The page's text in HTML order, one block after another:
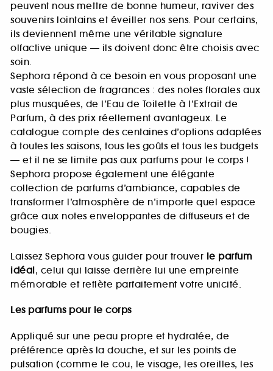
peuvent nous mettre de bonne humeur, raviver des
souvenirs lointains et éveiller nos sens. Pour certains,
ils deviennent même une véritable signature
olfactive unique — ils doivent donc être choisis avec
soin.
Sephora répond à ce besoin en vous proposant une
vaste sélection de fragrances : des notes florales aux
plus musquées, de l’Eau de Toilette à l’Extrait de
Parfum, à des prix réellement avantageux. Le
catalogue compte des centaines d’options adaptées
à toutes les saisons, tous les goûts et tous les budgets
— et il ne se limite pas aux parfums pour le corps !
Sephora propose également une élégante
collection de parfums d’ambiance, capables de
transformer l’atmosphère de n’importe quel espace
grâce aux notes enveloppantes de diffuseurs et de
bougies.
Laissez Sephora vous guider pour trouver le parfum
idéal, celui qui laisse derrière lui une empreinte
mémorable et reflète parfaitement votre unicité.
Les parfums pour le corps
Appliqué sur une peau propre et hydratée, de
préférence après la douche, et sur les points de
pulsation (comme le cou, le visage, les oreilles, les